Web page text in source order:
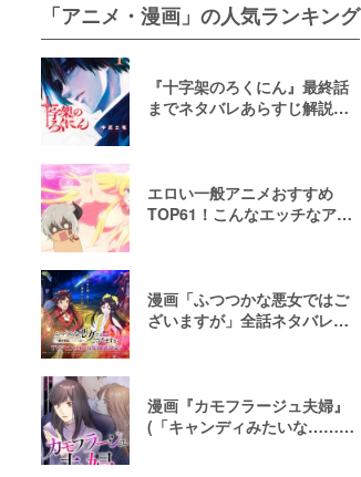
「アニメ・漫画」の人気ランキング
『十字架のろくにん』最終話
までネタバレあらすじ解説！
エロい一般アニメおすすめ
TOP61！こんなエッチなアニ
漫画「ふつつかな悪女ではご
ざいますが」全話ネタバレあ
漫画『カモフラージュ夫婦』
(「キャンディみたいな……」)